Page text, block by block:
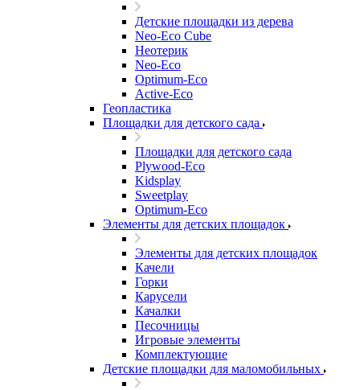
Детские площадки из дерева
Neo-Eco Cube
Неотерик
Neo-Eco
Оptimum-Еco
Active-Eco
Геопластика
Площадки для детского сада
Площадки для детского сада
Plywood-Eco
Kidsplay
Sweetplay
Оptimum-Еco
Элементы для детских площадок
Элементы для детских площадок
Качели
Горки
Карусели
Качалки
Песочницы
Игровые элементы
Комплектующие
Детские площадки для маломобильных